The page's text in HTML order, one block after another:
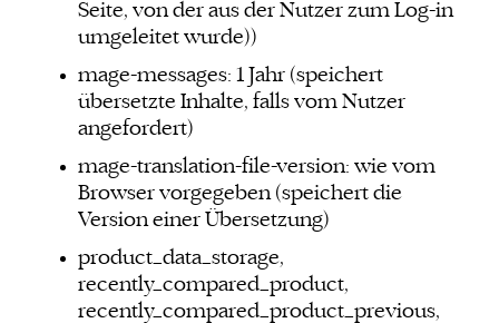
Seite, von der aus der Nutzer zum Log-in
umgeleitet wurde))
mage-messages: 1 Jahr (speichert
übersetzte Inhalte, falls vom Nutzer
angefordert)
mage-translation-file-version: wie vom
Browser vorgegeben (speichert die
Version einer Übersetzung)
product_data_storage,
recently_compared_product,
recently_compared_product_previous,